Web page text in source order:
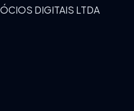
DIGITAIS LTDA